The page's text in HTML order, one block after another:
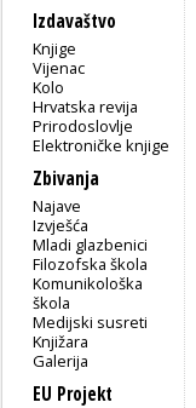
Izdavaštvo
Knjige
Vijenac
Kolo
Hrvatska revija
Prirodoslovlje
Elektroničke knjige
Zbivanja
Najave
Izvješća
Mladi glazbenici
Filozofska škola
Komunikološka
škola
Medijski susreti
Knjižara
Galerija
EU Projekt